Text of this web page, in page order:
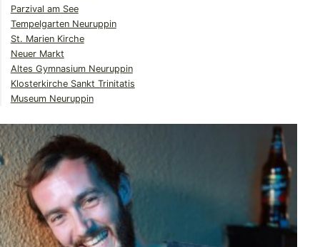
Parzival am See
Tempelgarten Neuruppin
St. Marien Kirche
Neuer Markt
Altes Gymnasium Neuruppin
Klosterkirche Sankt Trinitatis
Museum Neuruppin